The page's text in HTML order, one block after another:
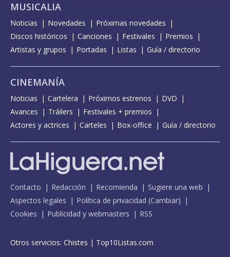
MUSICALIA
Noticias Novedades
Próximas novedades
Discos históricos
Canciones Festivales
Premios
Artistas y grupos
Portadas Listas Guía / directorio
CINEMANÍA
Noticias Cartelera Próximos estrenos
DVD
Avances
Tráilers
Festivales + premios
Actores y actrices
Carteles Box-office Guía / directorio
Contacto Redacción Recomienda
Sugiere una web
Aspectos legales
Política de privacidad (Cambiar)
Cookies
Publicidad y webmasters RSS
Otros servicios: Chistes | Top10Listas.com